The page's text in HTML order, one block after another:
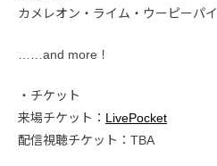
カメレオン・ライム・ウーピーパイ
……and more！
・チケット
来場チケット： LivePocket
配信視聴チケット：TBA